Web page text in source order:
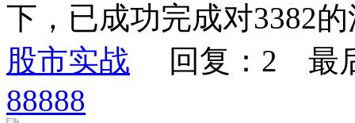
下，已成功完成对3382
股市实战 回复：2 最
88888